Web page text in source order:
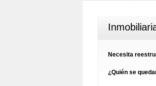
Necesita
¿Quién se